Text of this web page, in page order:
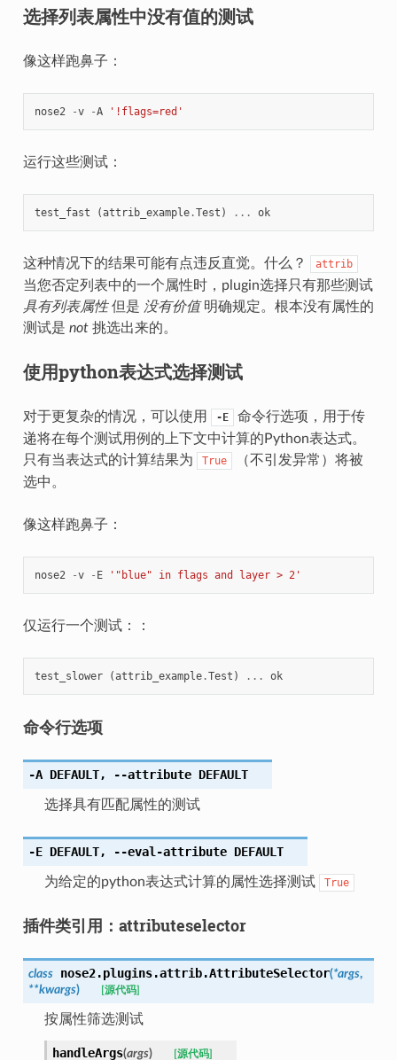
选择列表属性中没有值的测试
像这样跑鼻子：
nose2 -v -A '!flags=red'
运行这些测试：
test_fast (attrib_example.Test ) ... ok
这种情况下的结果可能有点违反直觉。什么？ attrib
当您否定列表中的一个属性时，plugin选择只有那些测试
具有列表属性但是 没有价值明确规定。根本没有属性的
测试是 not挑选出来的。
使用python表达式选择测试
对于更复杂的情况，可以使用 -E
命令行选项，用于传
递将在每个测试用例的上下文中计算的Python表达式。
只有当表达式的计算结果为
True
（不引发异常）将被
选中。
像这样跑鼻子：
nose2 -v - E '"blue" in flags and layer > 2'
仅运行一个测试：：
test_slower (attrib_example.Test ) ... ok
命令行选项
-A DEFAULT, --attribute DEFAULT
选择具有匹配属性的测试
-E DEFAULT, --eval-attribute DEFAULT
为给定的python表达式计算的属性选择测试 True
插件类引用：attributeselector
class nose2.plugins.attrib.AttributeSelector(*args,
**kwargs) [源代码]
按属性筛选测试
handleArgs(args) [源代码]